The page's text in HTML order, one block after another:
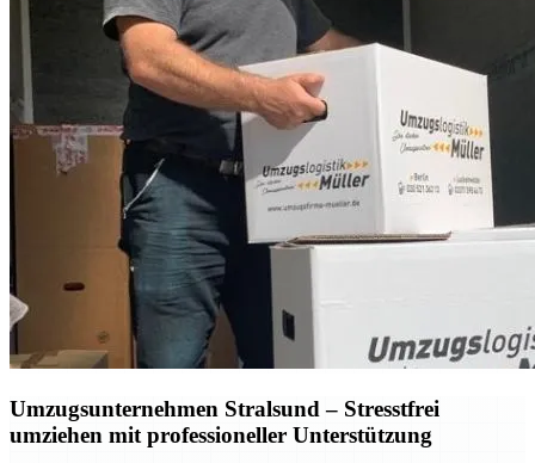
Umzugsunternehmen Stralsund – Stresstfrei
umziehen mit professioneller Unterstützung